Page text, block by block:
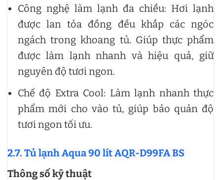
Công nghệ làm lạnh đa chiều: Hơi lạnh
được lan tỏa đồng đều khắp các ngóc
ngách trong khoang tủ. Giúp thực phẩm
được làm lạnh nhanh và hiệu quả, giữ
nguyên độ tươi ngon.
Chế độ Extra Cool: Làm lạnh nhanh thực
phẩm mới cho vào tủ, giúp bảo quản độ
tươi ngon tối ưu.
2.7. Tủ lạnh Aqua 90 lít AQR-D99FA BS
Thông số kỹ thuật